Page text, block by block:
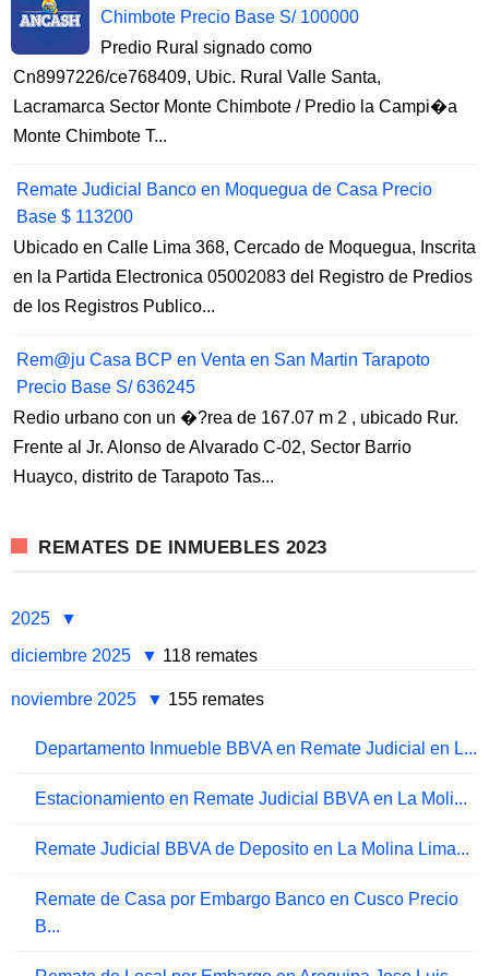
Chimbote Precio Base S/ 100000
Predio Rural signado como
Cn8997226/ce768409, Ubic. Rural Valle Santa,
Lacramarca Sector Monte Chimbote / Predio la Campi�a
Monte Chimbote T...
Remate Judicial Banco en Moquegua de Casa Precio
Base $ 113200
Ubicado en Calle Lima 368, Cercado de Moquegua, Inscrita
en la Partida Electronica 05002083 del Registro de Predios
de los Registros Publico...
Rem@ju Casa BCP en Venta en San Martin Tarapoto
Precio Base S/ 636245
Redio urbano con un �?rea de 167.07 m 2 , ubicado Rur.
Frente al Jr. Alonso de Alvarado C-02, Sector Barrio
Huayco, distrito de Tarapoto Tas...
REMATES DE INMUEBLES 2023
2025
diciembre 2025
118 remates
noviembre 2025 155 remates
Departamento Inmueble BBVA en Remate Judicial en L...
Estacionamiento en Remate Judicial BBVA en La Moli...
Remate Judicial BBVA de Deposito en La Molina Lima...
Remate de Casa por Embargo Banco en Cusco Precio
B...